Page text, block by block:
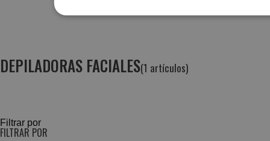
DEPILADORAS FACIALES(1 artículos)
Filtrar por
FILTRAR POR